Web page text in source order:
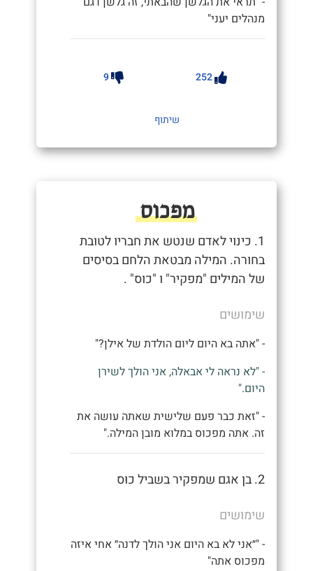
מנהלים יעני"
252
9
שיתוף
מפכוס
1. כינוי לאדם שנטש את חבריו לטובת
בחורה. המילה מבטאת הלחם בסיסים
של המילים "מפקיר" ו "כוס" .
שימושים
- "אתה בא היום ליום הולדת של אילן?"
- "לא נראה לי אבאלה, אני הולך לשירן
היום."
- "זאת כבר פעם שלישית שאתה עושה את
זה. אתה מפכוס במלוא מובן המילה."
2. בן אגם שמפקיר בשביל כוּס
שימושים
- "״אני לא בא היום אני הולך לדנה״ אחי איזה
מפכוס אתה"